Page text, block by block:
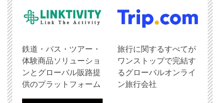
鉄道・バス・ツアー・
体験商品ソリューショ
ンとグローバル販路提
供のプラットフォーム
旅行に関するすべてが
ワンストップで完結す
るグローバルオンライ
ン旅行会社